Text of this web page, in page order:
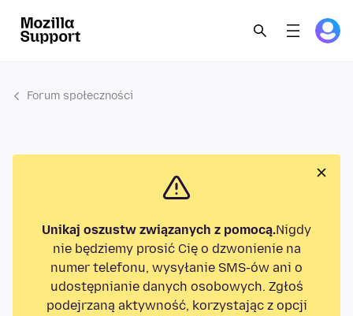
Forum społeczności
Unikaj oszustw związanych z pomocą.Nigdy
nie będziemy prosić Cię o dzwonienie na
numer telefonu, wysyłanie SMS-ów ani o
udostępnianie danych osobowych. Zgłoś
podejrzaną aktywność, korzystając z opcji